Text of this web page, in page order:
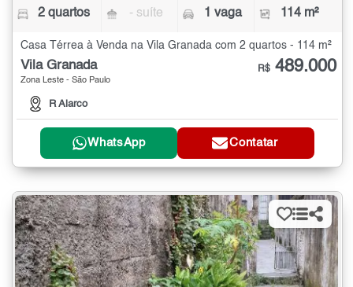
2 quartos - suíte 1 vaga 114 m²
Casa Térrea à Venda na Vila Granada com 2 quartos - 114 m²
Vila Granada
Zona Leste - São Paulo
R Alarco
R$ 489.000
WhatsApp Contatar